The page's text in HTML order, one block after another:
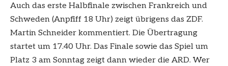
Auch das erste Halbfinale zwischen Frankreich und
Schweden (Anpfiff 18 Uhr) zeigt übrigens das ZDF.
Martin Schneider kommentiert. Die Übertragung
startet um 17.40 Uhr. Das Finale sowie das Spiel um
Platz 3 am Sonntag zeigt dann wieder die ARD. Wer